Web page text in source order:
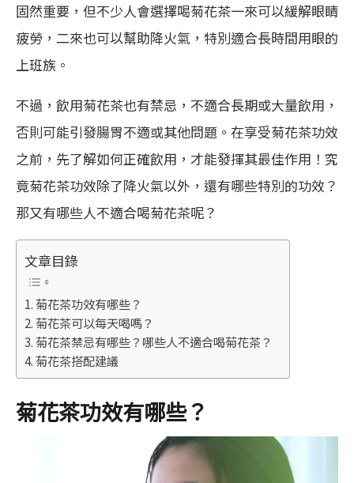
固然重要，但不少人會選擇喝菊花茶一來可以緩解眼睛
疲勞，二來也可以幫助降火氣，特別適合長時間用眼的
上班族。
不過，飲用菊花茶也有禁忌，不適合長期或大量飲用，
否則可能引發腸胃不適或其他問題。在享受菊花茶功效
之前，先了解如何正確飲用，才能發揮其最佳作用！究
竟菊花茶功效除了降火氣以外，還有哪些特別的功效？
那又有哪些人不適合喝菊花茶呢？
文章目錄
菊花茶功效有哪些？
菊花茶可以每天喝嗎？
菊花茶禁忌有哪些？哪些人不適合喝菊花茶？
菊花茶搭配建議
菊花茶功效有哪些？